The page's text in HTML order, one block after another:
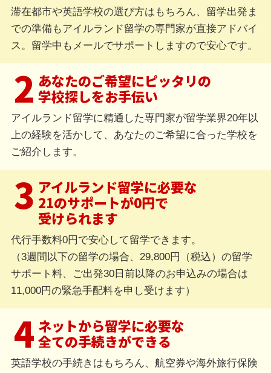
滞在都市や英語学校の選び方はもちろん、留学出発ま
での準備もアイルランド留学の専門家が直接アドバイ
ス。留学中もメールでサポートしますので安心です。
2 あなたのご希望にピッタリの
学校探しをお手伝い
アイルランド留学に精通した専門家が留学業界20年以
上の経験を活かして、あなたのご希望に合った学校を
ご紹介します。
3 アイルランド留学に必要な
21のサポートが0円で
受けられます
代行手数料0円で安心して留学できます。
（3週間以下の留学の場合、29,800円（税込）の留学
サポート料、ご出発30日前以降のお申込みの場合は
11,000円の緊急手配料を申し受けます）
4 ネットから留学に必要な
全ての手続きができる
英語学校の手続きはもちろん、航空券や海外旅行保険